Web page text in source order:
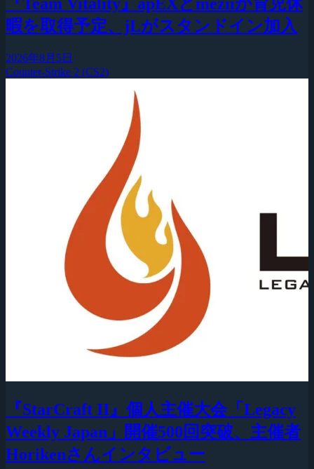
暇を取得予定、jLがスタンドイン加入
2026年8月5日
Counter-Strike 2 (CS2)
『StarCraft II』個人主催大会「Legacy
Weekly Japan」開催500回突破、主催者
Horikenさんインタビュー